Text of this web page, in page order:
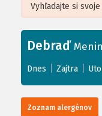
+
−
Leaflet| ©OpenStreetMap
Debraď
Dnes Zajtra
Zoznam alergénov